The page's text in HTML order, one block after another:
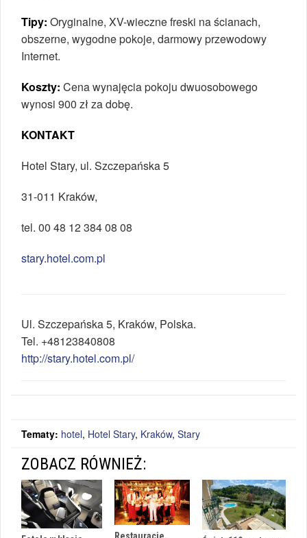
Tipy: Oryginalne, XV-wieczne freski na ścianach,
obszerne, wygodne pokoje, darmowy przewodowy
Internet.
Koszty: Cena wynajęcia pokoju dwuosobowego
wynosi 900 zł za dobę.
KONTAKT
Hotel Stary, ul. Szczepańska 5
31-011 Kraków,
tel. 00 48 12 384 08 08
stary.hotel.com.pl
Ul. Szczepańska 5, Kraków, Polska.
Tel. +48123840808
http://stary.hotel.com.pl/
Tematy: hotel, Hotel Stary, Kraków, Stary
ZOBACZ RÓWNIEŻ: